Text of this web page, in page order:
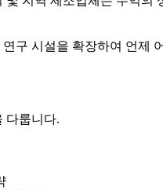
구 시설을 확장하여 언제
다룹니다.